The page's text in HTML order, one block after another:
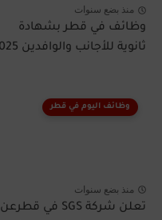
منذ بضع سنوات
وظائف في قطر بشهادة
ثانوية للأجانب والوافدين 2025
وظائف اليوم في قطر
منذ بضع سنوات
تعلن شركة SGS في قطرعن